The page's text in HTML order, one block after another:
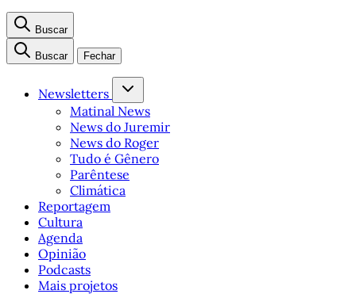
Buscar
Buscar Fechar
Newsletters
Matinal News
News do Juremir
News do Roger
Tudo é Gênero
Parêntese
Climática
Reportagem
Cultura
Agenda
Opinião
Podcasts
Mais projetos